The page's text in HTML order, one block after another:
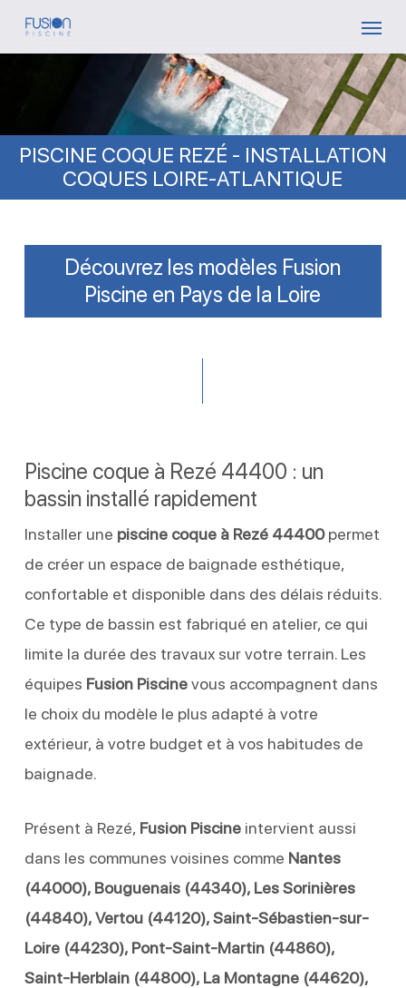
Skip
PISCINE COQUE REZÉ - INSTALLATION
COQUES LOIRE-ATLANTIQUE
Découvrez les modèles Fusion
Piscine en Pays de la Loire
Piscine coque à Rezé 44400 : un
bassin installé rapidement
Installer une piscine coque à Rezé 44400permet
de créer un espace de baignade esthétique,
confortable et disponible dans des délais réduits.
Ce type de bassin est fabriqué en atelier, ce qui
limite la durée des travaux sur votre terrain. Les
équipes Fusion Piscinevous accompagnent dans
le choix du modèle le plus adapté à votre
extérieur, à votre budget et à vos habitudes de
baignade.
Présent à Rezé, Fusion Piscineintervient aussi
dans les communes voisines comme Nantes
(44000), Bouguenais (44340), Les Sorinières
(44840), Vertou (44120), Saint-Sébastien-sur-
Loire (44230), Pont-Saint-Martin (44860),
Saint-Herblain (44800), La Montagne (44620),